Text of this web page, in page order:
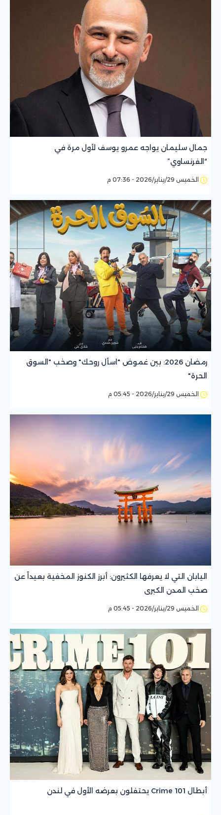
جمال سليمان يواجه عمرو يوسف لأول مرة في
“الفرنساوي”
الخميس 29/يناير/2026 - 07:36 م
رمضان 2026: بين غموض "اسأل روحك" وصخب "السوق
الحرة"
الخميس 29/يناير/2026 - 05:45 م
اليابان التي لا يعرفها الكثيرون: أبرز الكنوز المخفية بعيداً عن
صخب المدن الكبرى
الخميس 29/يناير/2026 - 05:45 م
أبطال Crime 101 يحتفلون بعرضه الأول في لندن